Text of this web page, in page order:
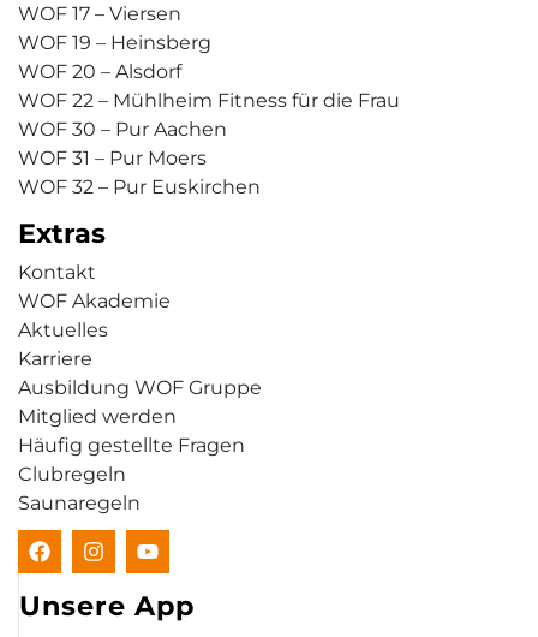
WOF 17 – Viersen
WOF 19 – Heinsberg
WOF 20 – Alsdorf
WOF 22 – Mühlheim Fitness für die Frau
WOF 30 – Pur Aachen
WOF 31 – Pur Moers
WOF 32 – Pur Euskirchen
Extras
Kontakt
WOF Akademie
Aktuelles
Karriere
Ausbildung WOF Gruppe
Mitglied werden
Häufig gestellte Fragen
Clubregeln
Saunaregeln
Unsere App